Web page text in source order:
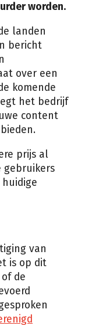
worden.
landen
bericht
over een
komende
het bedrijf
content
prijs al
gebruikers
van
is op dit
de